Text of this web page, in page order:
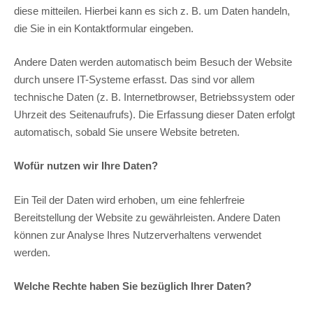
diese mitteilen. Hierbei kann es sich z. B. um Daten handeln,
die Sie in ein Kontaktformular eingeben.
Andere Daten werden automatisch beim Besuch der Website
durch unsere IT-Systeme erfasst. Das sind vor allem
technische Daten (z. B. Internetbrowser, Betriebssystem oder
Uhrzeit des Seitenaufrufs). Die Erfassung dieser Daten erfolgt
automatisch, sobald Sie unsere Website betreten.
Wofür nutzen wir Ihre Daten?
Ein Teil der Daten wird erhoben, um eine fehlerfreie
Bereitstellung der Website zu gewährleisten. Andere Daten
können zur Analyse Ihres Nutzerverhaltens verwendet
werden.
Welche Rechte haben Sie bezüglich Ihrer Daten?